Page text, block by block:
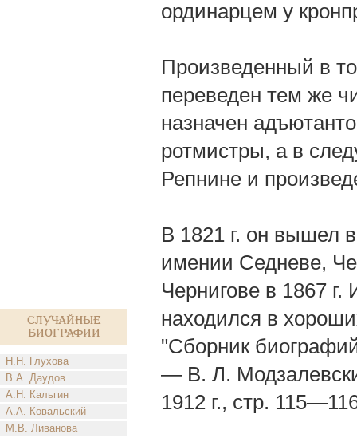
Случайные
биографии
Н.Н. Глухова
В.А. Даудов
А.Н. Кальгин
А.А. Ковальский
М.В. Ливанова
ординарцем у
Произведенный в
переведен тем же
назначен
ротмистры, а в
Репнине и
В 1821 г. он вышел
имении Седневе,
Чернигове в 1867
находился в
"Сборник
— В. Л.
1912 г., стр.